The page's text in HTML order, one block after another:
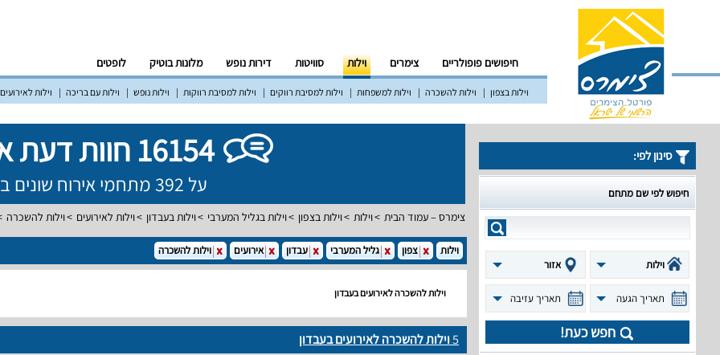
חיפושים פופולריים צימרים וילות סוויטות דירות נופש מלונות בוטיק לופטים
וילות בצפון וילות להשכרה וילות למשפחות וילות למסיבת רווקים וילות למסיבת רווקות וילות נופש וילות עם בריכה וילות לאירועים
16154 חוות דעת אמיתיות!
על 392 מתחמי אירוח שונים ברחבי הארץ
צימרס – עמוד הבית וילות וילות בצפון וילות בגליל המערבי וילות בעבדון וילות לאירועים וילות להשכרה
סינון לפי:
חיפוש לפי שם מתחם
וילות אזור
תאריך הגעה תאריך עזיבה
חפש כעת!
וילות צפון גליל המערבי עבדון אירועים וילות להשכרה
וילות להשכרה לאירועים בעבדון
5וילות להשכרה לאירועים בעבדון